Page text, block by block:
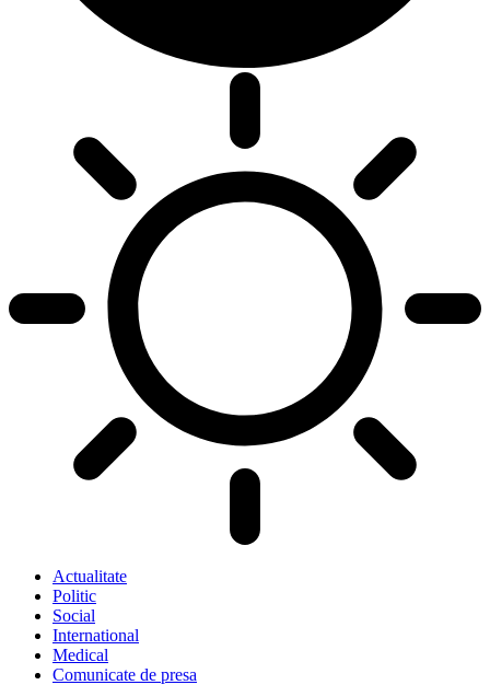
Actualitate
Politic
Social
International
Medical
Comunicate de presa